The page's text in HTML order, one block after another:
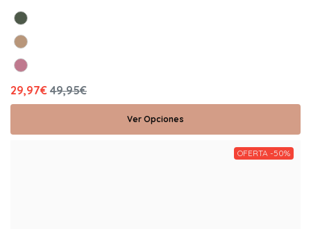
29,97€ 49,95€
Ver Opciones
OFERTA -50%